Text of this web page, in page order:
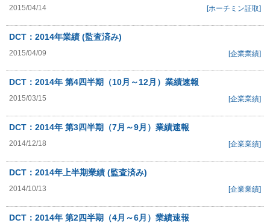
2015/04/14 [ホーチミン証取]
DCT：2014年業績 (監査済み)
2015/04/09 [企業業績]
DCT：2014年 第4四半期（10月～12月）業績速報
2015/03/15 [企業業績]
DCT：2014年 第3四半期（7月～9月）業績速報
2014/12/18 [企業業績]
DCT：2014年上半期業績 (監査済み)
2014/10/13 [企業業績]
DCT：2014年 第2四半期（4月～6月）業績速報